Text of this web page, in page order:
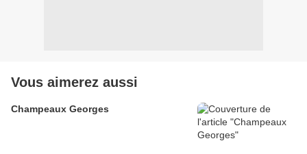
Vous aimerez aussi
Champeaux Georges